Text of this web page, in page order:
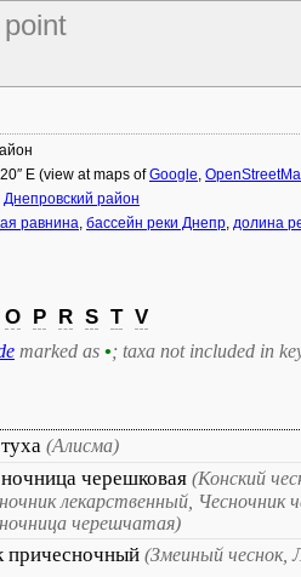
20″ E (view at maps ofGoogle,
Днепровский район
равнина, бассейн реки Днепр, долина
O P R S T V
marked as •; taxa not included in
(Алисма)
черешковая (Конский
лекарственный, Чесночник
черешчатая)
причесночный (Змеиный чеснок,